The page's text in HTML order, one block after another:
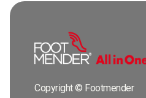
Copyright © Footmender